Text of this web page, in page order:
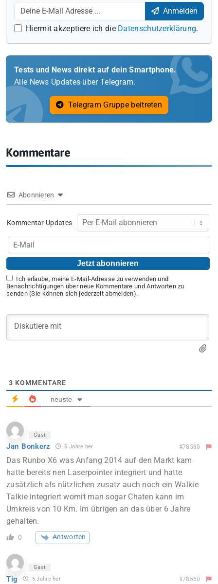
Anmelden
Hiermit akzeptiere ich die Datenschutzerklärung.
Tests und News direkt auf dein Smartphone.
Alle News Updates über Telegram.
Telegram Gruppe beitreten
Kommentare
Abonnieren
Kommentar Updates
Ich erlaube, meine E-Mail-Adresse zu verwenden und
Benachrichtigungen über neue Kommentare und Antworten zu
senden (Sie können sich jederzeit abmelden).
3 KOMMENTARE
neuste
Gast
Jan Bonkerz 5 Jahre her #78580
Das Runbo X6 was Anfang 2014 auf den Markt kam
hatte bereits nen Laserpointer integriert und hatte
zusätzlich als nützlichen zusatz auch noch ein Walkie
Talkie integriert womit man sogar Chaten kann im
Umkreis von 10 Km. Im űbrigen an das über 6 Jahre
gehalten.
0 Antworten
Gast
Tig 5 Jahre her #78560